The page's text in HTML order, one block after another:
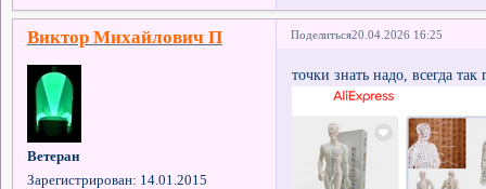
Поделиться20.04.2026 16:25
Виктор Михайлович П
Ветеран
Зарегистрирован: 14.01.2015
точки знать надо, всегда